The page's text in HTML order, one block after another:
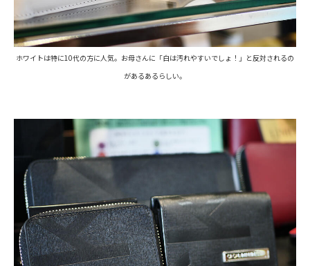
ホワイトは特に10代の方に人気。お母さんに「白は汚れやすいでしょ！」と反対されるの
があるあるらしい。